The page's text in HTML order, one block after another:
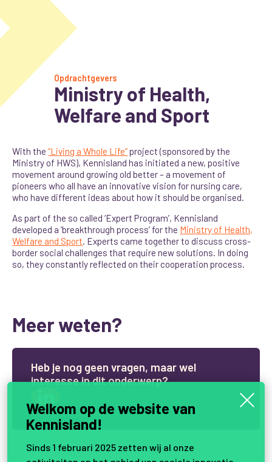
Opdrachtgevers
Ministry of Health,
Welfare and Sport
With the“Living a Whole Life”project (sponsored by the
Ministry of HWS), Kennisland has initiated a new, positive
movement around growing old better – a movement of
pioneers who all have an innovative vision for nursing care,
who have different ideas about how it should be organised.
As part of the so called ‘Expert Program’, Kennisland
developed a ‘breakthrough process’ for the Ministry of Health,
Welfare and Sport. Experts came together to discuss cross-
border social challenges that require new solutions. In doing
so, they constantly reflected on their cooperation process.
Meer weten?
Heb je nog geen vragen, maarwel
interesseinditonderwerp?
Samen vernieuwen.
Welkom op de website van
Kennisland!
Sinds 1 februari 2025 zetten wij al onze